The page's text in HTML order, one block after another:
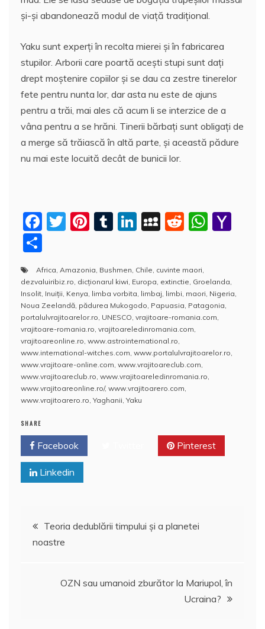
şi-şi abandonează modul de viaţă tradiţional.
Yaku sunt experţi în recolta mierei şi în fabricarea
stupilor. Arborii care poartă aceşti stupi sunt daţi
drept moştenire copiilor şi se dau ca zestre tinerelor
fete pentru nunta lor, dar asta nu este de ajuns
pentru a trăi, mai ales că acum li se interzice de a
vâna pentru a se hrăni. Tinerii bărbaţi sunt obligaţi de
a merge să trăiască în altă parte, şi această pădure
nu mai este locuită decât de bunicii lor.
F
e
b
o
o
k
T
er
Pi
e
st
T
bl
r
Li
e
dI
n
M
p
a
c
e
R
di
t
W
s
A
p
o
l
a
rt
aj
e
a
z
ă
Africa, Amazonia, Bushmen, Chile, cuvinte maori,
dezvaluiribiz.ro, dicţionarul kiwi, Europa, extinctie, Groelanda,
Insolit, Inuiţii, Kenya, limba vorbita, limbaj, limbi, maori, Nigeria,
Noua Zeelandă, pădurea Mukogodo, Papuasia, Patagonia,
portalulvrajitoarelor.ro, UNESCO, vrajitoare-romania.com,
vrajitoare-romania.ro, vrajitoareledinromania.com,
vrajitoareonline.ro, www.astrointernational.ro,
www.international-witches.com, www.portalulvrajitoarelor.ro,
www.vrajitoare-online.com, www.vrajitoareclub.com,
www.vrajitoareclub.ro, www.vrajitoareledinromania.ro,
www.vrajitoareonline.ro/, www.vrajitoarero.com,
www.vrajitoarero.ro, Yaghanii, Yaku
SHARE
Facebook Pinterest
Linkedin
Navigare
în
articole
Teoria dedublării timpului şi a planetei
noastre
OZN sau umanoid zburător la Mariupol, în
Ucraina?